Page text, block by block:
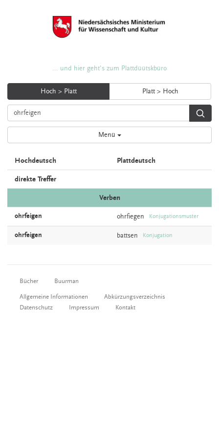
... und hier geht's zum Plattdüütskbüro
Hoch > Platt Platt > Hoch
Menü
Hochdeutsch Plattdeutsch
direkte Treffer
Verben
ohrfeigen ohrfiegen Konjugationsmuster
ohrfeigen battsen Konjugation
Bücher Buurman
Allgemeine Informationen
Abkürzungsverzeichnis
Datenschutz
Impressum Kontakt